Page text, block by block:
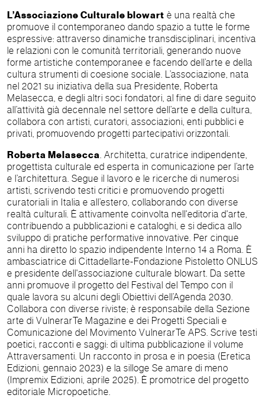
L’Associazione Culturale blowart è una realtà che
promuove il contemporaneo dando spazio a tutte le forme
espressive: attraverso dinamiche transdisciplinari, incentiva
le relazioni con le comunità territoriali, generando nuove
forme artistiche contemporanee e facendo dell’arte e della
cultura strumenti di coesione sociale. L’associazione, nata
nel 2021 su iniziativa della sua Presidente, Roberta
Melasecca, e degli altri soci fondatori, al fine di dare seguito
all’attività già decennale nel settore dell’arte e della cultura,
collabora con artisti, curatori, associazioni, enti pubblici e
privati, promuovendo progetti partecipativi orizzontali.
Roberta Melasecca . Architetta, curatrice indipendente,
progettista culturale ed esperta in comunicazione per l’arte
e l’architettura. Segue il lavoro e le ricerche di numerosi
artisti, scrivendo testi critici e promuovendo progetti
curatoriali in Italia e all’estero, collaborando con diverse
realtà culturali. È attivamente coinvolta nell'editoria d'arte,
contribuendo a pubblicazioni e cataloghi, e si dedica allo
sviluppo di pratiche performative innovative. Per cinque
anni ha diretto lo spazio indipendente Interno 14 a Roma. È
ambasciatrice di Cittadellarte-Fondazione Pistoletto ONLUS
e presidente dell'associazione culturale blowart. Da sette
anni promuove il progetto del Festival del Tempo con il
quale lavora su alcuni degli Obiettivi dell’Agenda 2030.
Collabora con diverse riviste; è responsabile della Sezione
arte di VulnerarTe Magazine e dei Progetti Speciali e
Comunicazione del Movimento VulnerarTe APS. Scrive testi
poetici, racconti e saggi: di ultima pubblicazione il volume
Attraversamenti. Un racconto in prosa e in poesia (Eretica
Edizioni, gennaio 2023) e la silloge Se amare di meno
(Impremix Edizioni, aprile 2025). È promotrice del progetto
editoriale Micropoetiche.